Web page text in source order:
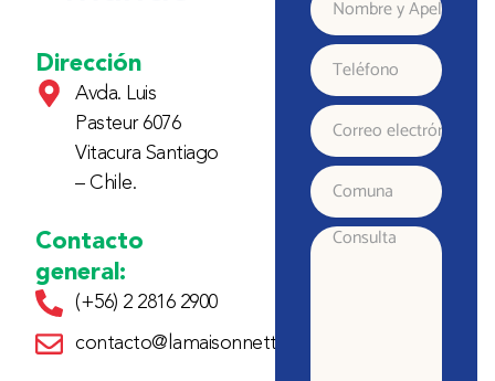
Dirección
Avda. Luis
Pasteur 6076
Vitacura Santiago
– Chile.
Contacto
general:
(+56) 2 2816 2900
contacto@lamaisonnette.cl
Nombre
y
Apellido
Teléfono
Correo
electrónico
Comuna
Consulta